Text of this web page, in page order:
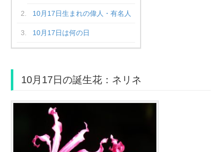
10月17日生まれの偉人・有名人
10月17日は何の日
10月17日の誕生花：ネリネ